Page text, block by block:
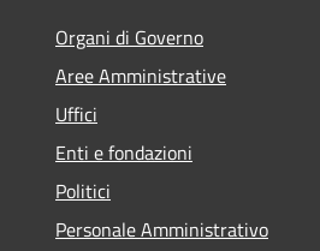
Organi di Governo
Aree Amministrative
Uffici
Enti e fondazioni
Politici
Personale Amministrativo